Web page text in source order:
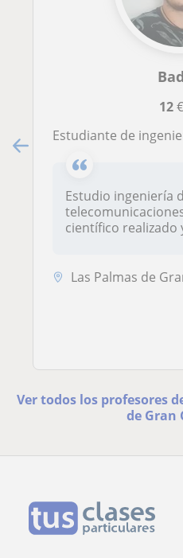
12
Estudiante de ingeniería que se ofrece a dar
Estudio ingeniería
científico realizado
Las Palmas de
Ver todos los profesores
de Gran